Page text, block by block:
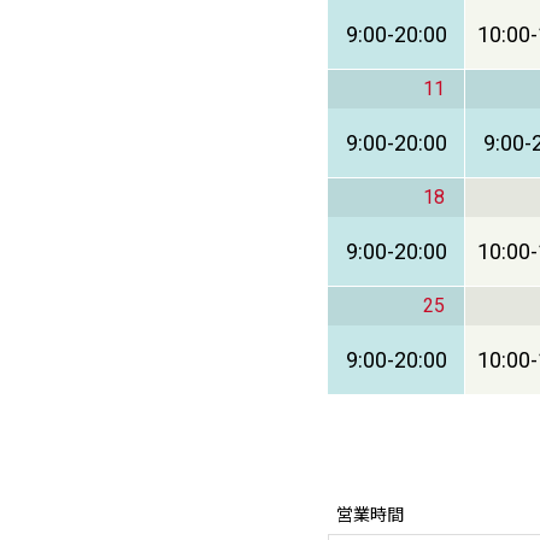
9:00-20:00 10:00-
11
9:00-20:00 9:00-
18
9:00-20:00 10:00-
25
9:00-20:00 10:00-
営業時間